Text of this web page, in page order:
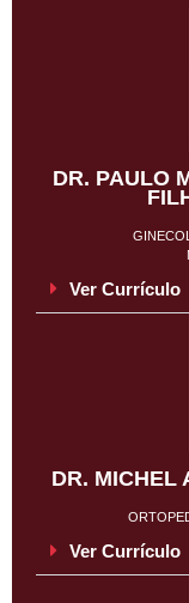
DR. PAULO
Ver Currículo
DR. MICHEL
Ver Currículo